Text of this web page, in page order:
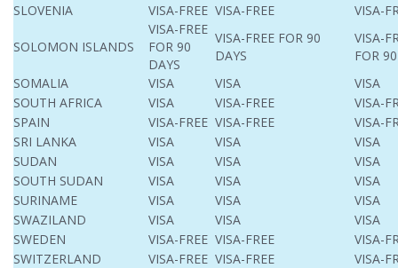
SLOVENIA
VISA-FREE VISA-FREE VISA-
SOLOMON ISLANDS
VISA-FREE
FOR 90
DAYS
VISA-FREE FOR 90
DAYS
VISA-
FOR
SOMALIA
VISA VISA
VISA
SOUTH AFRICA
VISA VISA-FREE
VISA-
SPAIN
VISA-FREE VISA-FREE
VISA-
SRI LANKA
VISA VISA
VISA
SUDAN
VISA VISA
VISA
SOUTH SUDAN
VISA VISA
VISA
SURINAME
VISA VISA
VISA
SWAZILAND
VISA VISA
VISA
SWEDEN VISA-FREE VISA-FREE
VISA-
SWITZERLAND
VISA-FREE VISA-FREE
VISA-